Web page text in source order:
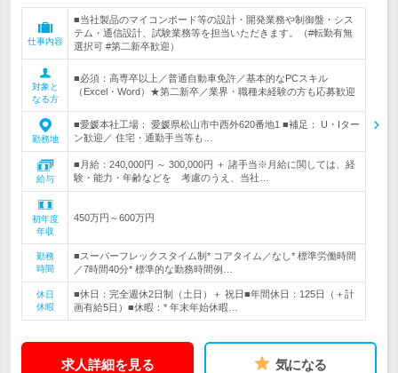
仕事内容
■当社製品のマイコンボード等の設計・開発業務や制御盤・シス
テム・通信設計、試験業務等を担当いただきます。（#転勤有無
選択可 #第二新卒歓迎）
対象と
なる方
■必須：高専卒以上／普通自動車免許／基本的なPCスキル
（Excel・Word）★第二新卒／業界・職種未経験の方も応募歓迎
勤務地
■愛媛本社工場： 愛媛県松山市中西外620番地1 ■補足： U・Iター
ン歓迎／ 住宅・通勤手当等も…
給与
■月給：240,000円 ～ 300,000円 ＋ 諸手当※月給に関しては、経
験・能力・年齢などを 考慮のうえ、当社…
初年度
年収
450万円～600万円
勤務
時間
■スーパーフレックスタイム制* コアタイム／なし* 標準労働時間
／7時間40分* 標準的な勤務時間例…
休日
休暇
■休日：完全週休2日制（土日）＋ 祝日■年間休日：125日（＋計
画有給5日）■休暇：* 年末年始休暇…
求人詳細を見る 気になる